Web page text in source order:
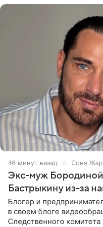
46 минут назад Соня
Экс-муж Бородиной
Бастрыкину из-за
Блогер и
в своем блоге
Следственного